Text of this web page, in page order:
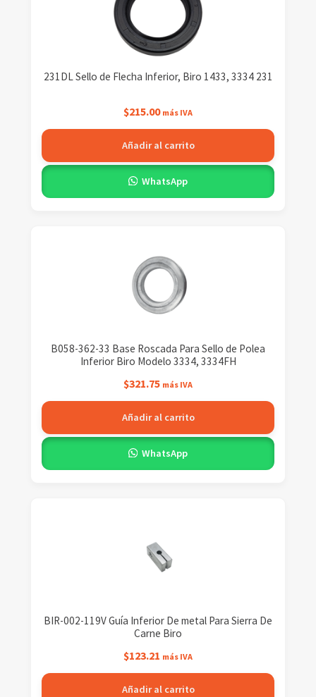
231DL Sello de Flecha Inferior, Biro 1433, 3334 231
$215.00 más IVA
Añadir al carrito
WhatsApp
B058-362-33 Base Roscada Para Sello de Polea
Inferior Biro Modelo 3334, 3334FH
$321.75 más IVA
Añadir al carrito
WhatsApp
BIR-002-119V Guía Inferior De metal Para Sierra De
Carne Biro
$123.21 más IVA
Añadir al carrito